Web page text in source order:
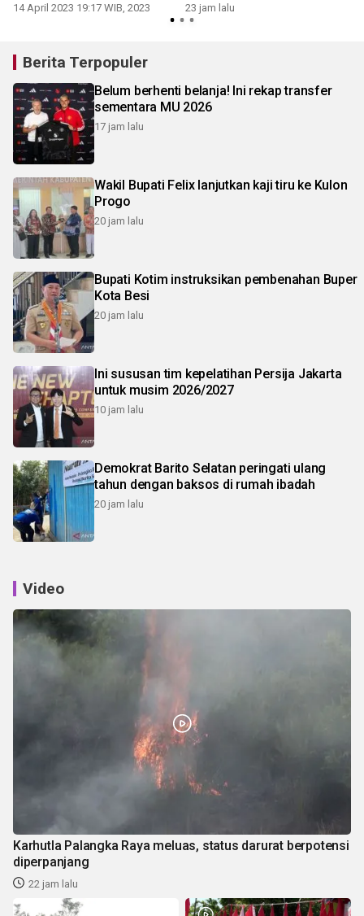
14 April 2023 19:17 WIB, 2023 23 jam lalu
Berita Terpopuler
Belum berhenti belanja! Ini rekap transfer
sementara MU 2026
17 jam lalu
Wakil Bupati Felix lanjutkan kaji tiru ke Kulon
Progo
20 jam lalu
Bupati Kotim instruksikan pembenahan Buper
Kota Besi
20 jam lalu
Ini sususan tim kepelatihan Persija Jakarta
untuk musim 2026/2027
10 jam lalu
Demokrat Barito Selatan peringati ulang
tahun dengan baksos di rumah ibadah
20 jam lalu
Video
Karhutla Palangka Raya meluas, status darurat berpotensi
diperpanjang
22 jam lalu